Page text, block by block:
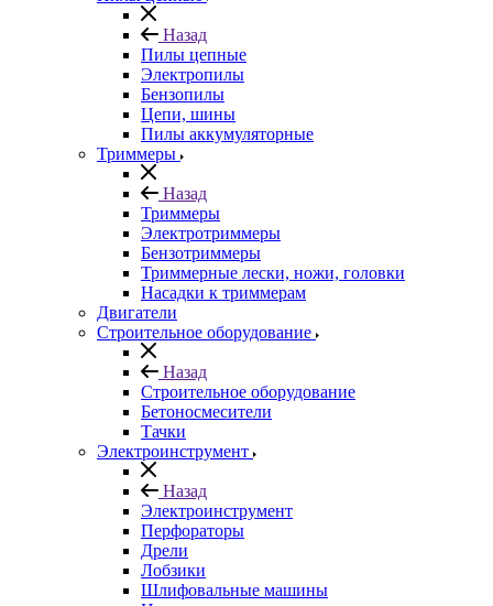
Назад
Пилы цепные
Электропилы
Бензопилы
Цепи, шины
Пилы аккумуляторные
Триммеры
Назад
Триммеры
Электротриммеры
Бензотриммеры
Триммерные лески, ножи, головки
Насадки к триммерам
Двигатели
Строительное оборудование
Назад
Строительное оборудование
Бетоносмесители
Тачки
Электроинструмент
Назад
Электроинструмент
Перфораторы
Дрели
Лобзики
Шлифовальные машины